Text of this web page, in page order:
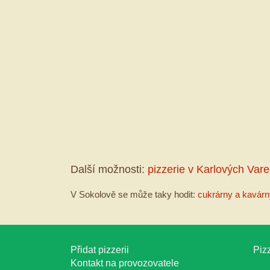
Další možnosti: pizzerie v Karlových
V Sokolově se může taky hodit: cukrárny a
Přidat pizzerii
Kontakt na provozovatele